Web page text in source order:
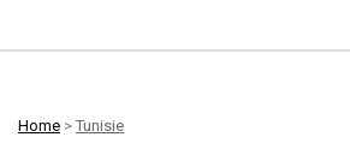
Home > Tunisie